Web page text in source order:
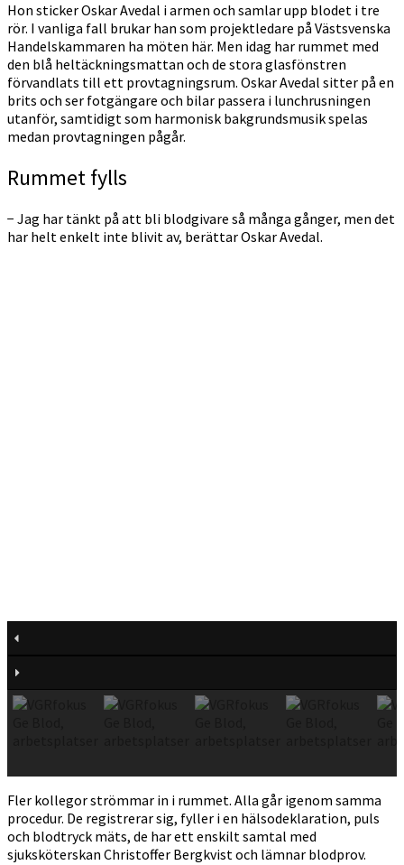
Hon sticker Oskar Avedal i armen och samlar upp blodet i tre
rör. I vanliga fall brukar han som projektledare på Västsvenska
Handelskammaren ha möten här. Men idag har rummet med
den blå heltäckningsmattan och de stora glasfönstren
förvandlats till ett provtagningsrum. Oskar Avedal sitter på en
brits och ser fotgängare och bilar passera i lunchrusningen
utanför, samtidigt som harmonisk bakgrundsmusik spelas
medan provtagningen pågår.
Rummet fylls
− Jag har tänkt på att bli blodgivare så många gånger, men det
har helt enkelt inte blivit av, berättar Oskar Avedal.
Fler kollegor strömmar in i rummet. Alla går igenom samma
procedur. De registrerar sig, fyller i en hälsodeklaration, puls
och blodtryck mäts, de har ett enskilt samtal med
sjuksköterskan Christoffer Bergkvist och lämnar blodprov.